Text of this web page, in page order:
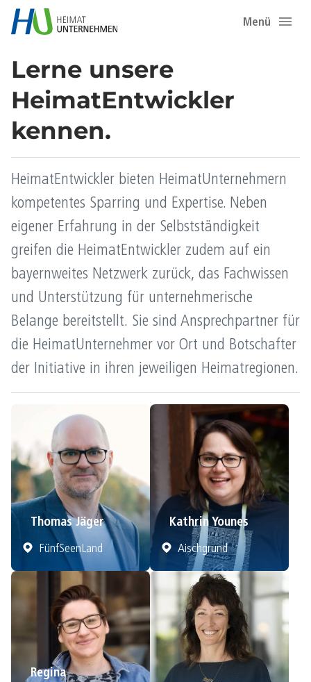
Menü
Lerne unsere
HeimatEntwickler
kennen.
HeimatEntwickler bieten HeimatUnternehmern
kompetentes Sparring und Expertise. Neben
eigener Erfahrung in der Selbstständigkeit
greifen die HeimatEntwickler zudem auf ein
bayernweites Netzwerk zurück, das Fachwissen
und Unterstützung für unternehmerische
Belange bereitstellt. Sie sind Ansprechpartner für
die HeimatUnternehmer vor Ort und Botschafter
der Initiative in ihren jeweiligen Heimatregionen.
Thomas Jäger
FünfSeenLand
Kathrin Younes
Aischgrund
Regina